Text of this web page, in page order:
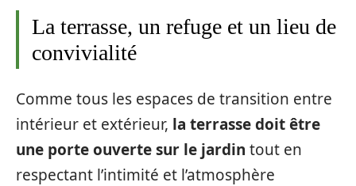
La terrasse, un refuge et un lieu de
convivialité
Comme tous les espaces de transition entre
intérieur et extérieur, la terrasse doit être
une porte ouverte sur le jardin tout en
respectant l’intimité et l’atmosphère